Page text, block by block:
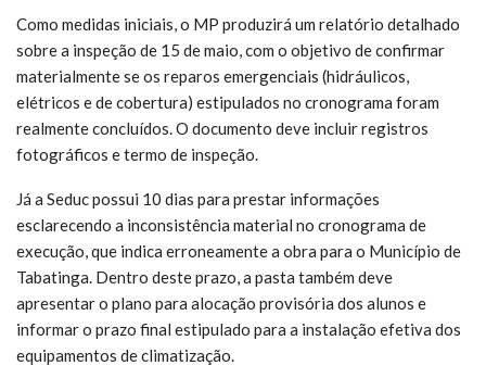
Como medidas iniciais, o MP produzirá um relatório detalhado
sobre a inspeção de 15 de maio, com o objetivo de confirmar
materialmente se os reparos emergenciais (hidráulicos,
elétricos e de cobertura) estipulados no cronograma foram
realmente concluídos. O documento deve incluir registros
fotográficos e termo de inspeção.
Já a Seduc possui 10 dias para prestar informações
esclarecendo a inconsistência material no cronograma de
execução, que indica erroneamente a obra para o Município de
Tabatinga. Dentro deste prazo, a pasta também deve
apresentar o plano para alocação provisória dos alunos e
informar o prazo final estipulado para a instalação efetiva dos
equipamentos de climatização.